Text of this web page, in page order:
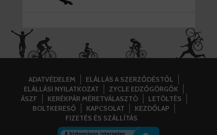
ADATVÉDELEM
ELÁLLÁS A SZERZŐDÉSTŐL
ELÁLLÁSI NYILATKOZAT
ZYCLE EDZŐGÖRGŐK
ÁSZF
KERÉKPÁR MÉRETVÁLASZTÓ
LETÖLTÉS
BOLTKERESŐ
KAPCSOLAT
KEZDŐLAP
FIZETÉS ÉS SZÁLLÍTÁS